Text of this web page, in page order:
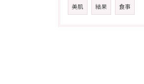
美肌 結果 食事